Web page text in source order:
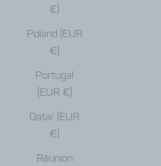
€)
Poland (EUR
€)
Portugal
(EUR €)
Qatar (EUR
€)
Réunion